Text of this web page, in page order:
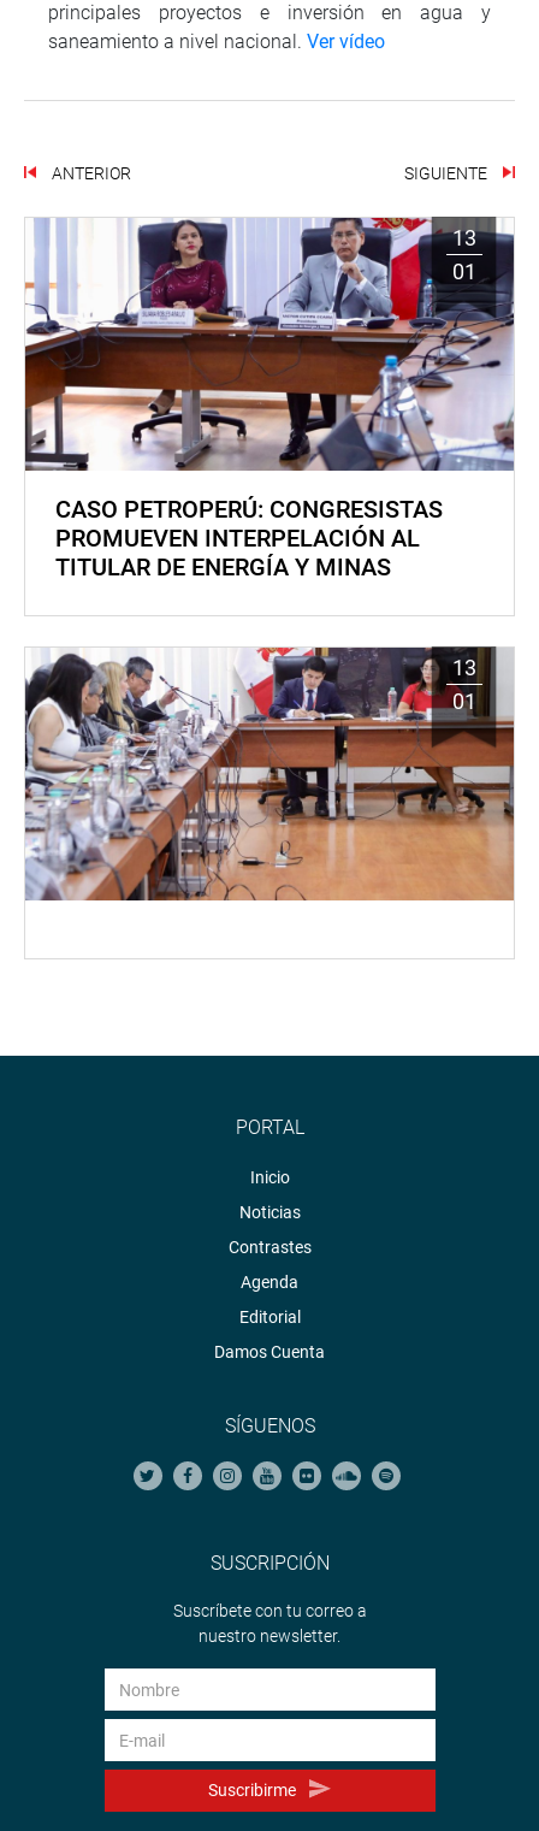
principales proyectos e inversión en agua y
saneamiento a nivel nacional. Ver vídeo
ANTERIOR SIGUIENTE
13
01
CASO PETROPERÚ: CONGRESISTAS
PROMUEVEN INTERPELACIÓN AL
TITULAR DE ENERGÍA Y MINAS
13
01
PORTAL
Inicio
Noticias
Contrastes
Agenda
Editorial
Damos Cuenta
SÍGUENOS
SUSCRIPCIÓN
Suscríbete con tu correo a
nuestro newsletter.
Suscribirme